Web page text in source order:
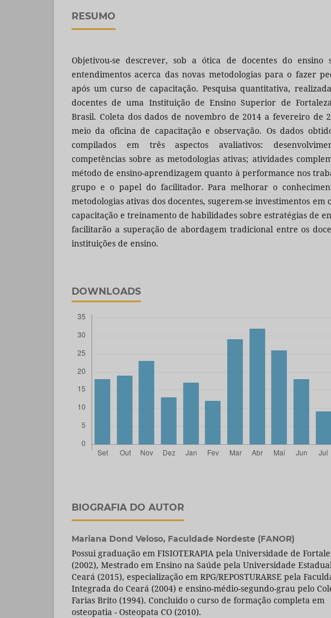
RESUMO
Objetivou-se descrever, sob a ótica de docentes do ensino
entendimentos acerca das novas metodologias para o fazer
após um curso de capacitação. Pesquisa quantitativa,
docentes de uma Instituição de Ensino Superior de
Brasil. Coleta dos dados de novembro de 2014 a fevereiro de
meio da oficina de capacitação e observação. Os dados
compilados em três aspectos avaliativos:
competências sobre as metodologias ativas; atividades
método de ensino-aprendizagem quanto à performance nos
grupo e o papel do facilitador. Para melhorar o
metodologias ativas dos docentes, sugerem-se investimentos em
capacitação e treinamento de habilidades sobre estratégias de
facilitarão a superação de abordagem tradicional entre os
instituições de ensino.
DOWNLOADS
BIOGRAFIA DO AUTOR
Mariana Dond Veloso, Faculdade Nordeste (FANOR)
Possui graduação em FISIOTERAPIA pela Universidade de
(2002), Mestrado em Ensino na Saúde pela Universidade
Ceará (2015), especialização em RPG/REPOSTURARSE pela
Integrada do Ceará (2004) e ensino-médio-segundo-grau pelo
Farias Brito (1994). Concluido o curso de formação completa em
osteopatia - Osteopata CO (2010).